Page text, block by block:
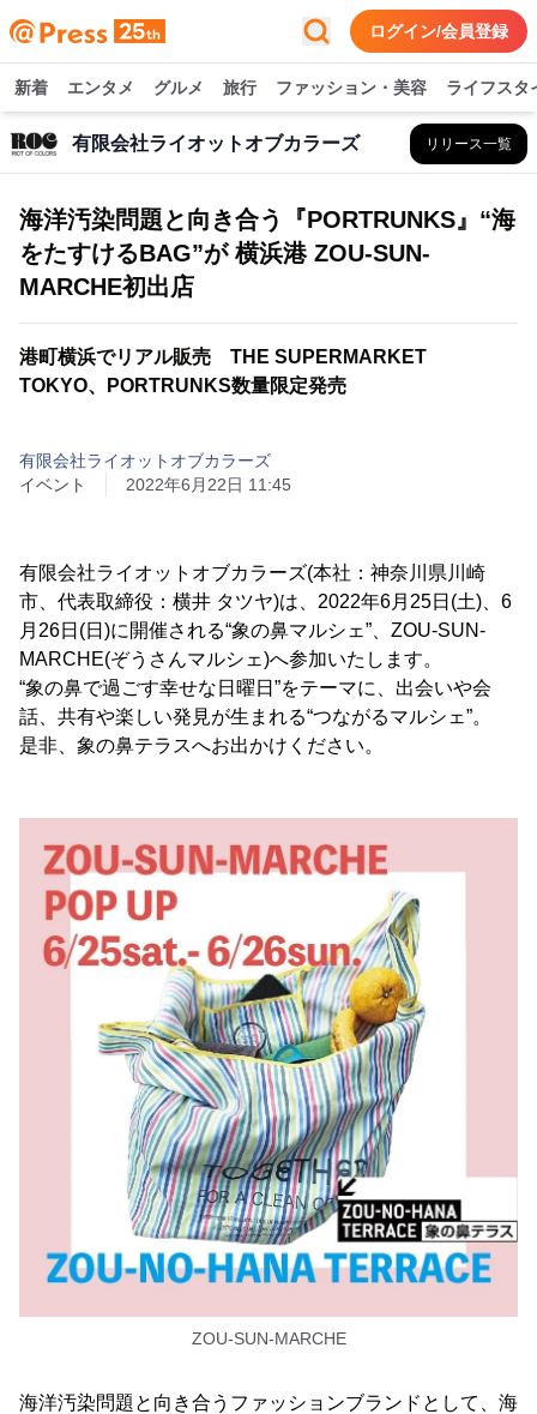
ログイン/会員登録
新着 エンタメ グルメ 旅行 ファッション・美容 ライフスタ
有限会社ライオットオブカラーズ リリース一覧
海洋汚染問題と向き合う『PORTRUNKS』“海
をたすけるBAG”が 横浜港 ZOU-SUN-
MARCHE初出店
港町横浜でリアル販売 THE SUPERMARKET
TOKYO、PORTRUNKS数量限定発売
有限会社ライオットオブカラーズ
イベント
2022年6月22日 11:45
有限会社ライオットオブカラーズ(本社：神奈川県川崎
市、代表取締役：横井 タツヤ)は、2022年6月25日(土)、6
月26日(日)に開催される“象の鼻マルシェ”、ZOU-SUN-
MARCHE(ぞうさんマルシェ)へ参加いたします。
“象の鼻で過ごす幸せな日曜日”をテーマに、出会いや会
話、共有や楽しい発見が生まれる“つながるマルシェ”。
是非、象の鼻テラスへお出かけください。
ZOU-SUN-MARCHE
海洋汚染問題と向き合うファッションブランドとして、海